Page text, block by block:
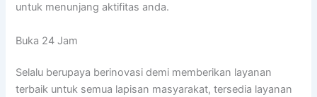
untuk menunjang aktifitas anda.
Buka 24 Jam
Selalu berupaya berinovasi demi memberikan layanan
terbaik untuk semua lapisan masyarakat, tersedia layanan